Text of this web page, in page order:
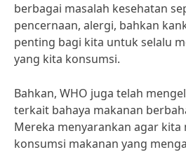
berbagai masalah kesehatan
pencernaan, alergi, bahkan
penting bagi kita untuk selalu
yang kita konsumsi.
Bahkan, WHO juga telah
terkait bahaya makanan
Mereka menyarankan agar kita
konsumsi makanan yang